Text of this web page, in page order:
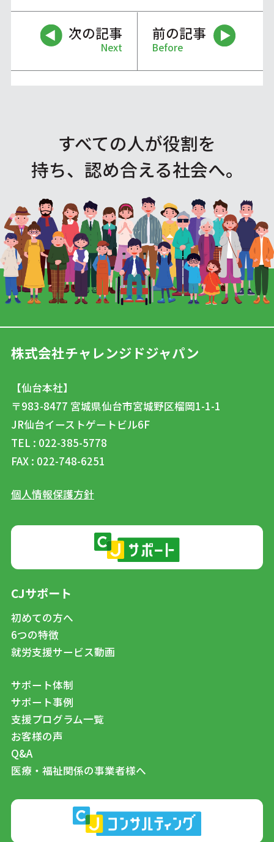
次の記事
Next
前の記事
Before
すべての人が役割を
持ち、認め合える社会へ。
株式会社チャレンジドジャパン
【仙台本社】
〒983-8477 宮城県仙台市宮城野区榴岡1-1-1
JR仙台イーストゲートビル6F
TEL : 022-385-5778
FAX : 022-748-6251
個人情報保護方針
CJサポート
初めての方へ
6つの特徴
就労支援サービス動画
サポート体制
サポート事例
支援プログラム一覧
お客様の声
Q&A
医療・福祉関係の事業者様へ